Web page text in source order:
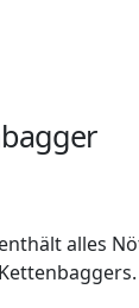
alles